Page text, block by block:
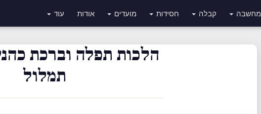
מחשבה קבלה חסידות מועדים אודות עוד
הלכות תפלה וברכת
תמלול